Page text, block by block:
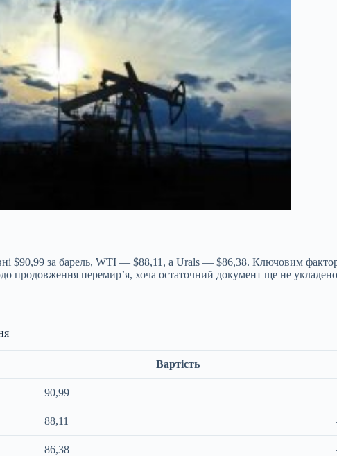
$90,99 за барель, WTI — $88,11, а Urals — $86,38. Ключовим
продовження перемир’я, хоча остаточний документ ще не
Вартість
90,99
88,11
86,38